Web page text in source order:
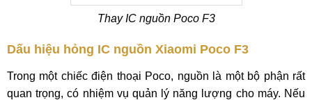
Thay IC nguồn Poco F3
Dấu hiệu hỏng IC nguồn Xiaomi Poco F3
Trong một chiếc điện thoại Poco, nguồn là một bộ phận rất
quan trọng, có nhiệm vụ quản lý năng lượng cho máy. Nếu